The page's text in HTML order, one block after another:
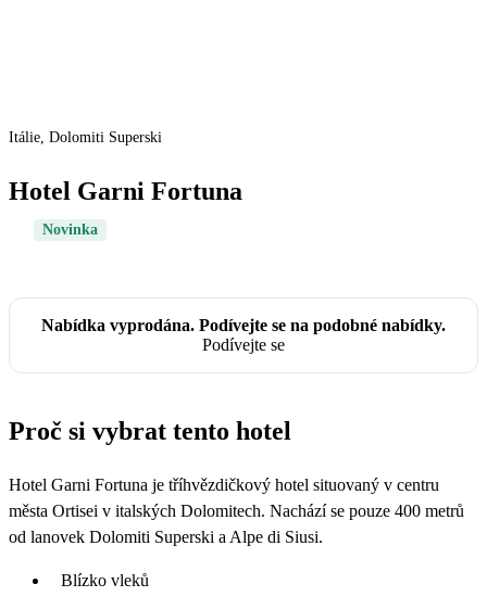
Itálie, Dolomiti Superski
Hotel Garni Fortuna
Novinka
Nabídka vyprodána. Podívejte se na podobné nabídky.
Podívejte se
Proč si vybrat tento hotel
Hotel Garni Fortuna je tříhvězdičkový hotel situovaný v centru
města Ortisei v italských Dolomitech. Nachází se pouze 400 metrů
od lanovek Dolomiti Superski a Alpe di Siusi.
Blízko vleků